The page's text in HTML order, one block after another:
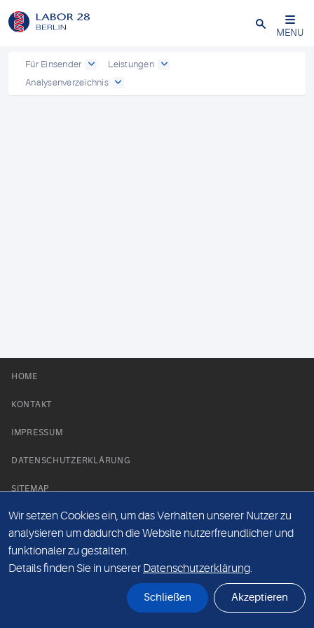
Schließen
MENU
Für Einsender
Leistungen
Analysenverzeichnis
HOME
KONTAKT
IMPRESSUM
DATENSCHUTZERKLÄRUNG
SITEMAP
NEWS PARTNER
Wir setzen Cookies ein, um das Verhalten unserer Nutzer zu
analysieren um dadurch die Website nutzerfreundlicher und
funktionaler zu gestalten.
Details finden Sie in unserer Datenschutzerklärung.
Schließen Akzeptieren